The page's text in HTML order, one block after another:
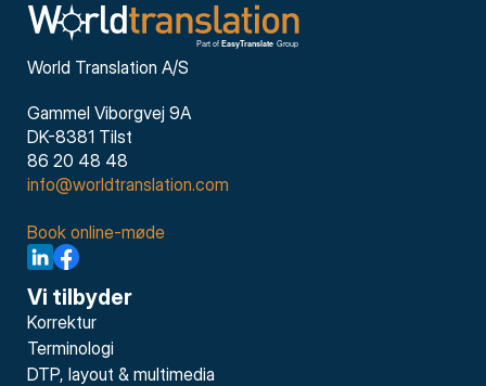
World Translation A/S
Gammel Viborgvej 9A
DK-8381 Tilst
86 20 48 48
info@worldtranslation.com
Book online-møde
Vi tilbyder
Korrektur
Terminologi
DTP, layout & multimedia